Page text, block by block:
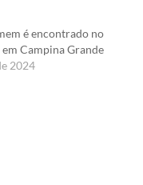
é encontrado no
Campina Grande
2024